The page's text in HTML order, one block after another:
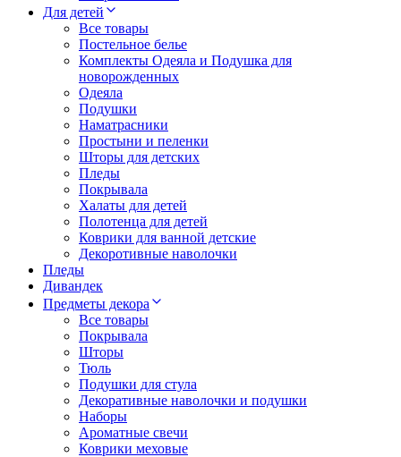
Для детей
Все товары
Постельное белье
Комплекты Одеяла и Подушка для
новорожденных
Одеяла
Подушки
Наматрасники
Простыни и пеленки
Шторы для детских
Пледы
Покрывала
Халаты для детей
Полотенца для детей
Коврики для ванной детские
Декоротивные наволочки
Пледы
Дивандек
Предметы декора
Все товары
Покрывала
Шторы
Тюль
Подушки для стула
Декоративные наволочки и подушки
Наборы
Ароматные свечи
Коврики меховые